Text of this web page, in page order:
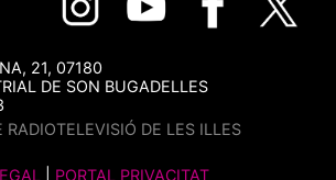
21, 07180
DE SON BUGADELLES
DE LES ILLES
PORTAL PRIVACITAT